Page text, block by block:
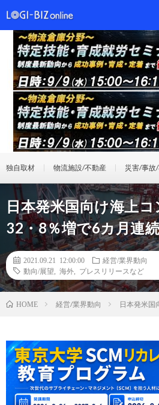
独自取材 物流施設/不動産 災害/事故
日本発米国向け海上
32・8％増で6カ月連
2021.09.21 12:00:00
経営/業界動向
動向/展望
海外 プレスリリースなど
HOME 経営/業界動向 日本発米国